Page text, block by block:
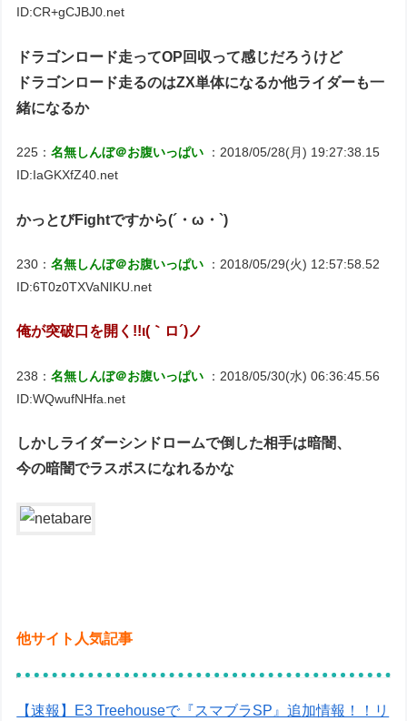
ID:CR+gCJBJ0.net
ドラゴンロード走ってOP回収って感じだろうけど
ドラゴンロード走るのはZX単体になるか他ライダーも一
緒になるか
225：名無しんぼ＠お腹いっぱい
：2018/05/28(月) 19:27:38.15
ID:IaGKXfZ40.net
かっとびFightですから(´・ω・`)
230：名無しんぼ＠お腹いっぱい
：2018/05/29(火) 12:57:58.52
ID:6T0z0TXVaNIKU.net
俺が突破口を開く!!ι(｀ロ´)ノ
238：名無しんぼ＠お腹いっぱい
：2018/05/30(水) 06:36:45.56
ID:WQwufNHfa.net
しかしライダーシンドロームで倒した相手は暗闇、
今の暗闇でラスボスになれるかな
他サイト人気記事
【速報】E3 Treehouseで『スマブラSP』追加情報！！リ